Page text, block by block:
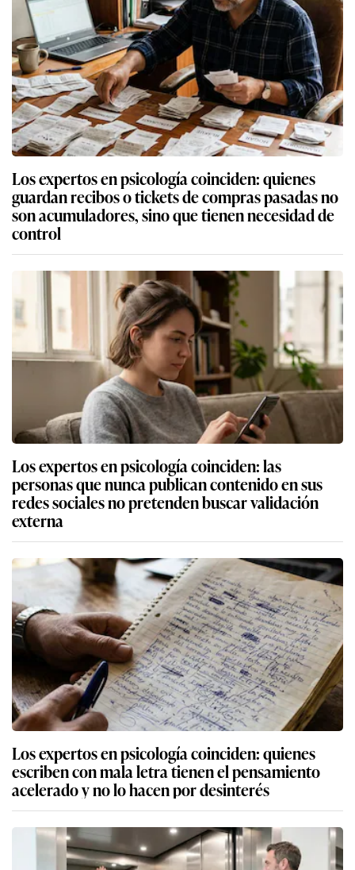
Los expertos en psicología coinciden: quienes
guardan recibos o tickets de compras pasadas no
son acumuladores, sino que tienen necesidad de
control
Los expertos en psicología coinciden: las
personas que nunca publican contenido en sus
redes sociales no pretenden buscar validación
externa
Los expertos en psicología coinciden: quienes
escriben con mala letra tienen el pensamiento
acelerado y no lo hacen por desinterés